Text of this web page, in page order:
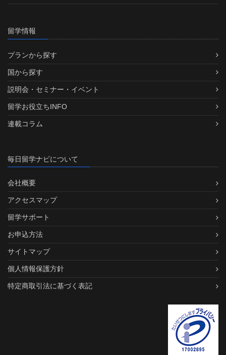
留学情報
プランから探す
国から探す
説明会・セミナー・イベント
留学お役立ちINFO
連載コラム
毎日留学ナビについて
会社概要
アクセスマップ
留学サポート
お申込方法
サイトマップ
個人情報保護方針
特定商取引法に基づく表記